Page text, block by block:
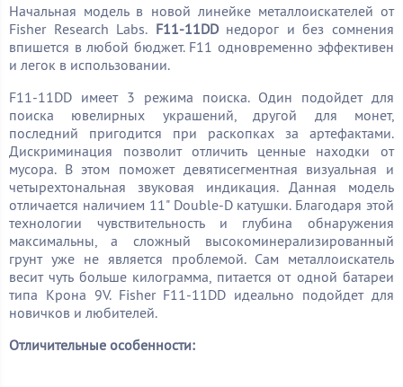
Начальная модель в новой линейке металлоискателей от
Fisher Research Labs. F11-11DDнедорог и без сомнения
впишется в любой бюджет. F11 одновременно эффективен
и легок в использовании.
F11-11DD имеет 3 режима поиска. Один подойдет для
поиска ювелирных украшений, другой для монет,
последний пригодится при раскопках за артефактами.
Дискриминация позволит отличить ценные находки от
мусора. В этом поможет девятисегментная визуальная и
четырехтональная звуковая индикация. Данная модель
отличается наличием 11" Double-D катушки. Благодаря этой
технологии чувствительность и глубина обнаружения
максимальны, а сложный высокоминерализированный
грунт уже не является проблемой. Сам металлоискатель
весит чуть больше килограмма, питается от одной батареи
типа Крона 9V. Fisher F11-11DD идеально подойдет для
новичков и любителей.
Отличительные особенности: